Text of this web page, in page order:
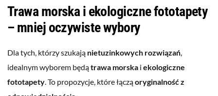
Trawa morska i ekologiczne fototapety
– mniej oczywiste wybory
Dla tych, którzy szukają nietuzinkowych rozwiązań,
idealnym wyborem będątrawa morska i ekologiczne
fototapety. To propozycje, które łącząoryginalność z